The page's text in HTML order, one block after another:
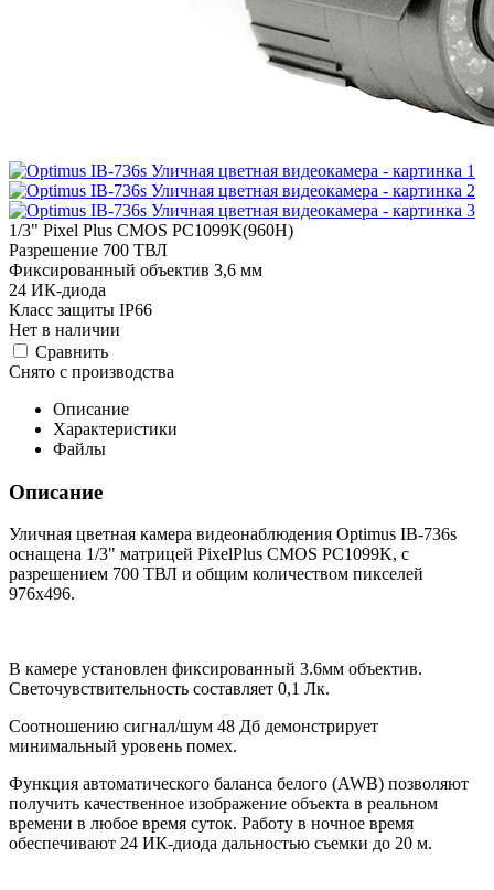
1/3" Pixel Plus CMOS PC1099K(960H)
Разрешение 700 ТВЛ
Фиксированный объектив 3,6 мм
24 ИК-диода
Класс защиты IP66
Нет в наличии
Cравнить
Снято с производства
Описание
Характеристики
Файлы
Описание
Уличная цветная камера видеонаблюдения Optimus IB-736s
оснащена 1/3" матрицей PixelPlus CMOS PC1099K, c
разрешением 700 ТВЛ и общим количеством пикселей
976x496.
В камере установлен фиксированный 3.6мм объектив.
Светочувствительность составляет 0,1 Лк.
Соотношению сигнал/шум 48 Дб демонстрирует
минимальный уровень помех.
Функция автоматического баланса белого (AWB) позволяют
получить качественное изображение объекта в реальном
времени в любое время суток. Работу в ночное время
обеспечивают 24 ИК-диода дальностью съемки до 20 м.